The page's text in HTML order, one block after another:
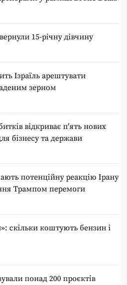
15-річну дівчину
Ізраїль арештувати
зерном
відкриває п'ять нових
бізнесу та держави
потенційну реакцію Ірану
Трампом перемоги
скільки коштують бензин і
понад 200 проєктів